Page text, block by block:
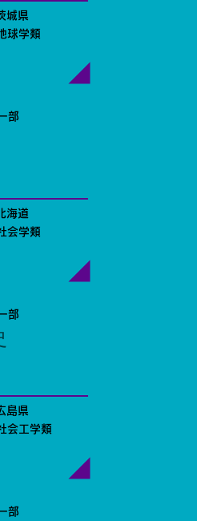
城県
球学類
部
海道
会学類
部
島県
会工学類
部